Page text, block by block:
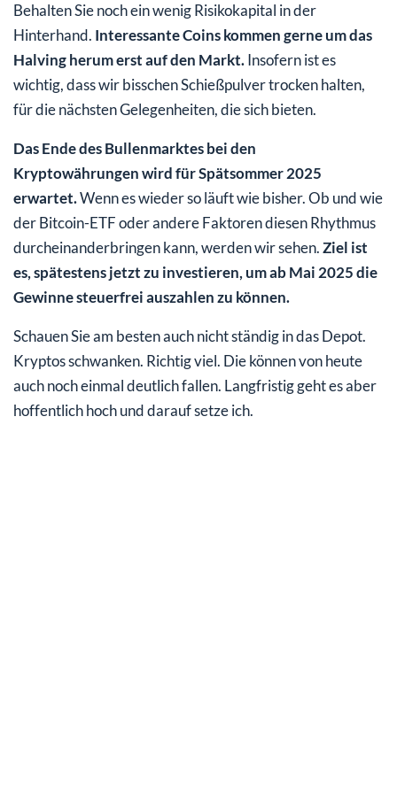
Behalten Sie noch ein wenig Risikokapital in der
Hinterhand. Interessante Coins kommen gerne um das
Halving herum erst auf den Markt.Insofern ist es
wichtig, dass wir bisschen Schießpulver trocken halten,
für die nächsten Gelegenheiten, die sich bieten.
Das Ende des Bullenmarktes bei den
Kryptowährungen wird für Spätsommer 2025
erwartet.Wenn es wieder so läuft wie bisher. Ob und wie
der Bitcoin-ETF oder andere Faktoren diesen Rhythmus
durcheinanderbringen kann, werden wir sehen.Ziel ist
es, spätestens jetzt zu investieren, um ab Mai 2025 die
Gewinne steuerfrei auszahlen zu können.
Schauen Sie am besten auch nicht ständig in das Depot.
Kryptos schwanken. Richtig viel. Die können von heute
auch noch einmal deutlich fallen. Langfristig geht es aber
hoffentlich hoch und darauf setze ich.